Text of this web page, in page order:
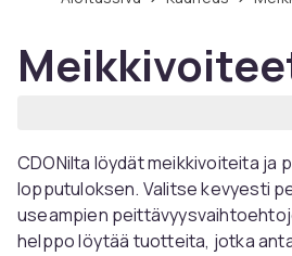
CDONilta löydät meikkivoiteita ja
lopputuloksen. Valitse kevyesti
useampien
helppo löytää tuotteita, jotka